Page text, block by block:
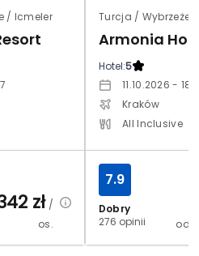
/ Icmeler
zł/
os.
Turcja / Wybrzeże
Armonia
Hotel:5
11.10.2026 -
Kraków
All Inclusive
Dobry
276 opinii
7.9
od